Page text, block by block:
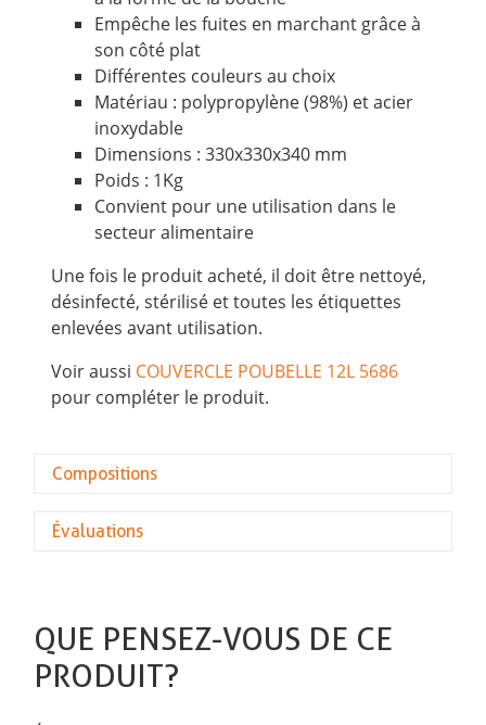
Empêche les fuites en marchant grâce à
son côté plat
Différentes couleurs au choix
Matériau : polypropylène (98%) et acier
inoxydable
Dimensions : 330x330x340 mm
Poids : 1Kg
Convient pour une utilisation dans le
secteur alimentaire
Une fois le produit acheté, il doit être nettoyé,
désinfecté, stérilisé et toutes les étiquettes
enlevées avant utilisation.
Voir aussi COUVERCLE POUBELLE 12L 5686
pour compléter le produit.
Compositions
Évaluations
QUE PENSEZ-VOUS DE CE
PRODUIT?